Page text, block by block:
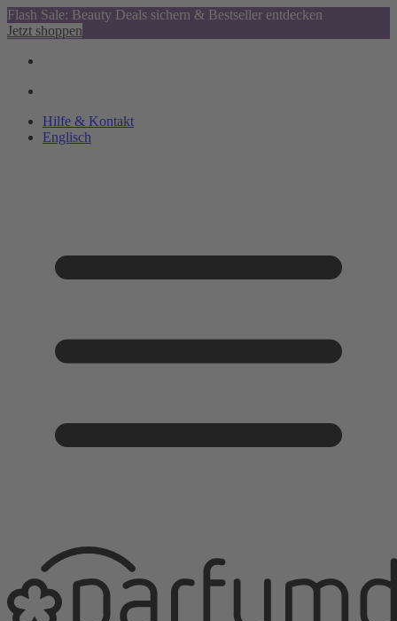
Flash Sale: Beauty Deals sichern & Bestseller entdecken
Jetzt shoppen
Hilfe & Kontakt
Englisch